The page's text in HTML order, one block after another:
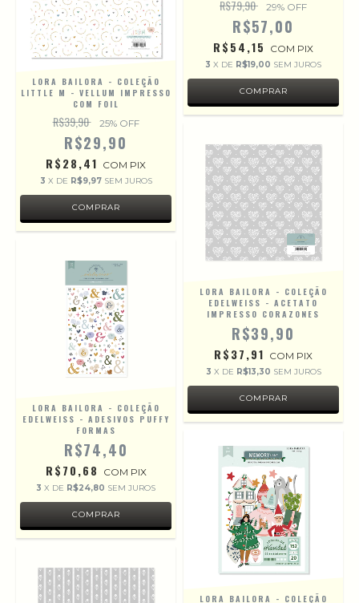
LORA BAILORA - COLEÇÃO
LITTLE M - VELLUM IMPRESSO
COM FOIL
R$39,90 25% OFF
R$29,90
R$28,41 COM PIX
3 X DE R$9,97 SEM JUROS
R$79,90 29% OFF
R$57,00
R$54,15 COM PIX
3 X DE R$19,00 SEM JUROS
LORA BAILORA - COLEÇÃO
EDELWEISS - ADESIVOS PUFFY
FORMAS
R$74,40
R$70,68 COM PIX
3 X DE R$24,80 SEM JUROS
LORA BAILORA - COLEÇÃO
EDELWEISS - ACETATO
IMPRESSO CORAZONES
R$39,90
R$37,91 COM PIX
3 X DE R$13,30 SEM JUROS
LORA BAILORA - COLEÇÃO